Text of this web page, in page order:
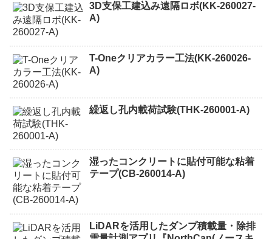
3D支保工建込み遠隔ロボ(KK-260027-
A)
T-Oneクリアカラー工法(KK-260026-
A)
繰返し孔内載荷試験(THK-260001-A)
湿ったコンクリートに貼付可能な粘着
テープ(CB-260014-A)
LiDARを活用したダンプ積載量・除排